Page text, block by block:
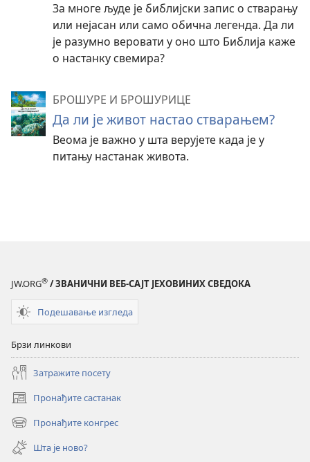
За многе људе је библијски запис о стварању
или нејасан или само обична легенда. Да ли
је разумно веровати у оно што Библија каже
о настанку свемира?
БРОШУРЕ И БРОШУРИЦЕ
Да ли је живот настао стварањем?
Веома је важно у шта верујете када је у
питању настанак живота.
JW.ORG® / ЗВАНИЧНИ ВЕБ-САЈТ ЈЕХОВИНИХ СВЕДОКА
Подешавање изгледа
Брзи линкови
Затражите посету
Пронађите састанак
(отвара
нови
прозор)
Пронађите конгрес
(отвара
нови
прозор)
Шта је ново?